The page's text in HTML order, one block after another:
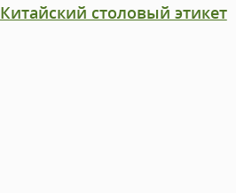
Китайский столовый этикет